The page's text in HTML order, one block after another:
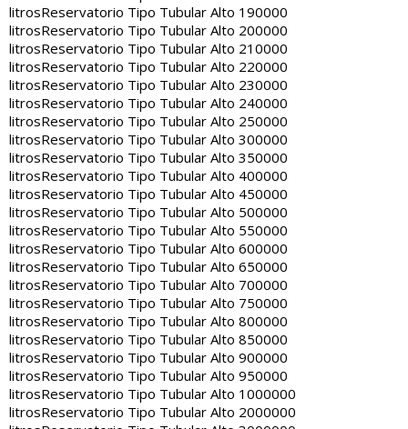
litrosReservatorio Tipo Tubular Alto 190000
litrosReservatorio Tipo Tubular Alto 200000
litrosReservatorio Tipo Tubular Alto 210000
litrosReservatorio Tipo Tubular Alto 220000
litrosReservatorio Tipo Tubular Alto 230000
litrosReservatorio Tipo Tubular Alto 240000
litrosReservatorio Tipo Tubular Alto 250000
litrosReservatorio Tipo Tubular Alto 300000
litrosReservatorio Tipo Tubular Alto 350000
litrosReservatorio Tipo Tubular Alto 400000
litrosReservatorio Tipo Tubular Alto 450000
litrosReservatorio Tipo Tubular Alto 500000
litrosReservatorio Tipo Tubular Alto 550000
litrosReservatorio Tipo Tubular Alto 600000
litrosReservatorio Tipo Tubular Alto 650000
litrosReservatorio Tipo Tubular Alto 700000
litrosReservatorio Tipo Tubular Alto 750000
litrosReservatorio Tipo Tubular Alto 800000
litrosReservatorio Tipo Tubular Alto 850000
litrosReservatorio Tipo Tubular Alto 900000
litrosReservatorio Tipo Tubular Alto 950000
litrosReservatorio Tipo Tubular Alto 1000000
litrosReservatorio Tipo Tubular Alto 2000000